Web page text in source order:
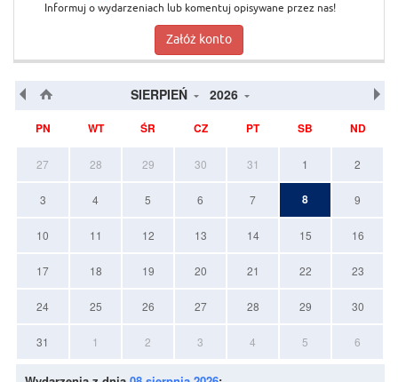
Informuj o wydarzeniach lub komentuj opisywane przez nas!
Załóż konto
SIERPIEŃ 2026
PN WT ŚR CZ PT SB ND
27 28 29 30 31 1 2
3 4 5 6 7 8 9
10 11 12 13 14 15 16
17 18 19 20 21 22 23
24 25 26 27 28 29 30
31 1 2 3 4 5 6